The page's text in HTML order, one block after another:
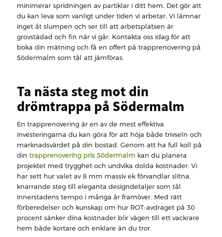
minimerar spridningen av partiklar i ditt hem. Det gör att
du kan leva som vanligt under tiden vi arbetar. Vi lämnar
inget åt slumpen och ser till att arbetsplatsen är
grovstädad och fin när vi går. Kontakta oss idag för att
boka din mätning och få en offert på trapprenovering på
Södermalm som tål att jämföras.
Ta nästa steg mot din
drömtrappa på Södermalm
En trapprenovering är en av de mest effektiva
investeringarna du kan göra för att höja både trivseln och
marknadsvärdet på din bostad. Genom att ha full koll på
din trapprenovering pris Södermalm kan du planera
projektet med trygghet och undvika dolda kostnader. Vi
har sett hur valet av 8 mm massiv ek förvandlar slitna,
knarrande steg till eleganta designdetaljer som tål
innerstadens tempo i många år framöver. Med rätt
förberedelser och kunskap om hur ROT-avdraget på 30
procent sänker dina kostnader blir vägen till ett vackrare
hem både kortare och enklare än du tror.